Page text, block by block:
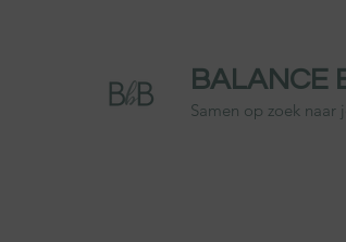
BALANCE
Samen op zoek naar